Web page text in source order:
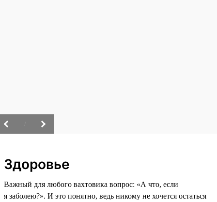
Здоровье
Важный для любого вахтовика вопрос: «А что, если
я заболею?». И это понятно, ведь никому не хочется остаться